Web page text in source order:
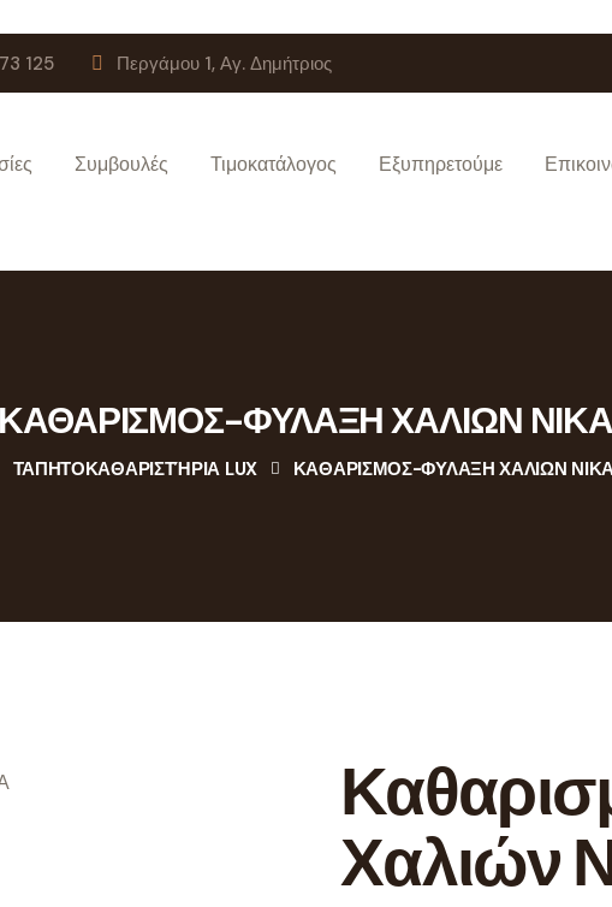
125 Περγάμου 1, Αγ. Δημήτριος
Συμβουλές Τιμοκατάλογος Εξυπηρετούμε
ΚΑΘΑΡΙΣΜΟΣ-ΦΥΛΑΞΗ ΧΑΛΙΩΝ
ΤΑΠΗΤΟΚΑΘΑΡΙΣΤΉΡΙΑ LUX ΚΑΘΑΡΙΣΜΟΣ-ΦΥΛΑΞΗ ΧΑΛΙΩΝ
Χαλιών